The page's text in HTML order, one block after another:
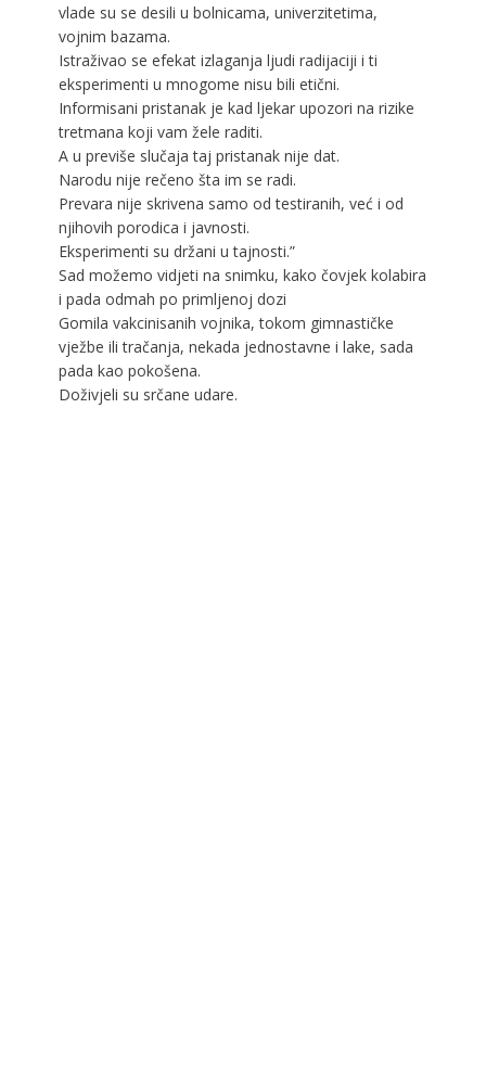
vlade su se desili u bolnicama, univerzitetima,
vojnim bazama.
Istraživao se efekat izlaganja ljudi radijaciji i ti
eksperimenti u mnogome nisu bili etični.
Informisani pristanak je kad ljekar upozori na rizike
tretmana koji vam žele raditi.
A u previše slučaja taj pristanak nije dat.
Narodu nije rečeno šta im se radi.
Prevara nije skrivena samo od testiranih, već i od
njihovih porodica i javnosti.
Eksperimenti su držani u tajnosti.”
Sad možemo vidjeti na snimku, kako čovjek kolabira
i pada odmah po primljenoj dozi
Gomila vakcinisanih vojnika, tokom gimnastičke
vježbe ili tračanja, nekada jednostavne i lake, sada
pada kao pokošena.
Doživjeli su srčane udare.